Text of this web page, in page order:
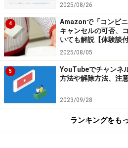
ックとデータ消去を許可する」
機種によっては「Google設定」
いたところに「Androidデバイス
す。
パソコンからは、
で、Android端末で利用している
ワードでログインすれば利用で
2025/08/26
4
Amazonで「コンビ
キャンセルの可否、
いても解説【体験談付
2025/08/05
5
YouTubeでチャンネ
方法や解除方法、注
2023/09/28
ランキングをも